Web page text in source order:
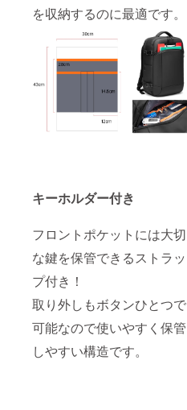
を収納するのに最適です。
キーホルダー付き
フロントポケットには大切
な鍵を保管できるストラッ
プ付き！
取り外しもボタンひとつで
可能なので使いやすく保管
しやすい構造です。